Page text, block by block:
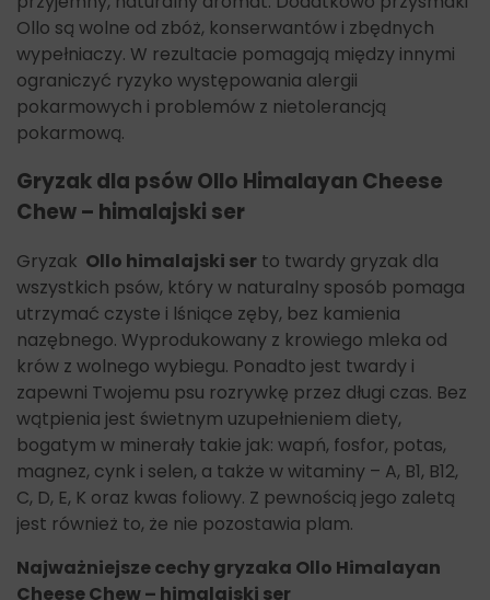
Ollo są wolne od zbóż, konserwantów i zbędnych
wypełniaczy. W rezultacie pomagają między innymi
ograniczyć ryzyko występowania alergii
pokarmowych i problemów z nietolerancją
pokarmową.
Gryzak dla psów Ollo Himalayan Cheese
Chew – himalajski ser
Gryzak Ollo himalajski ser to twardy gryzak dla
wszystkich psów, który w naturalny sposób pomaga
utrzymać czyste i lśniące zęby, bez kamienia
nazębnego. Wyprodukowany z krowiego mleka od
krów z wolnego wybiegu. Ponadto jest twardy i
zapewni Twojemu psu rozrywkę przez długi czas. Bez
wątpienia jest świetnym uzupełnieniem diety,
bogatym w minerały takie jak: wapń, fosfor, potas,
magnez, cynk i selen, a także w witaminy – A, B1, B12,
C, D, E, K oraz kwas foliowy. Z pewnością jego zaletą
jest również to, że nie pozostawia plam.
Najważniejsze cechy gryzaka Ollo Himalayan
Cheese Chew – himalajski ser